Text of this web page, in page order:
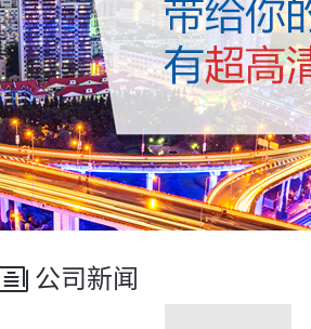
公司新闻